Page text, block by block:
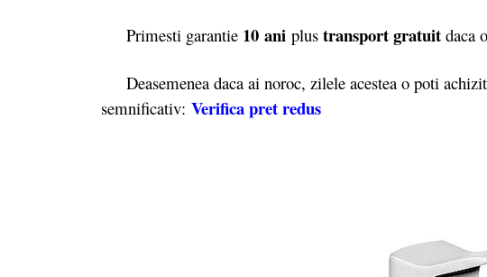
Primesti garantie 10 ani plus transport gratuit daca
Deasemenea daca ai noroc, zilele acestea o poti
semnificativ: Verifica pret redus